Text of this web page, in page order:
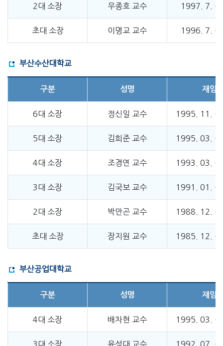
2대 소장 우종호 교수 1997. 7. ~
초대 소장 이명교 교수 1996. 7. ~
부산수산대학교
구분 성명 재임
6대 소장 정신일 교수 1995. 11. ~
5대 소장 김희준 교수 1995. 03. ~
4대 소장 조경연 교수 1993. 03. ~
3대 소장 김국보 교수 1991. 01. ~
2대 소장 박만곤 교수 1988. 12. ~
초대 소장 장지원 교수 1985. 12. ~
부산공업대학교
구분 성명 재임
4대 소장 배차현 교수 1995. 03. ~
3대 소장 윤성대 교수 1992. 07. ~